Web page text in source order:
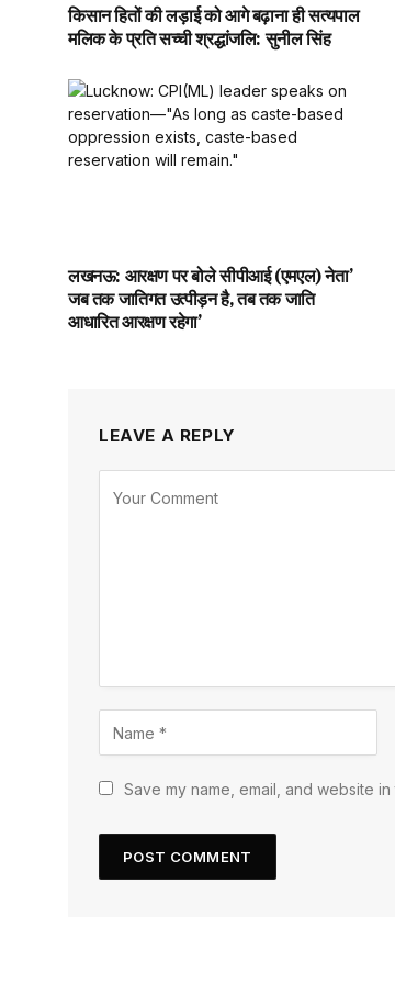
किसान हितों की लड़ाई को आगे बढ़ाना ही सत्यपाल
मलिक के प्रति सच्ची श्रद्धांजलि: सुनील सिंह
लखनऊ: आरक्षण पर बोले सीपीआई (एमएल) नेता’
जब तक जातिगत उत्पीड़न है, तब तक जाति
आधारित आरक्षण रहेगा’
LEAVE A REPLY
Save my name, email, and website